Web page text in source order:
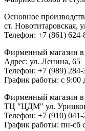
Основное
ст. Новотитаровская,
Телефон: +7 (861) 624-
Фирменный магазин в
Адрес: ул. Ленина, 65
Телефон: +7 (989) 284-
График работы: с 9:00
Фирменный магазин в
ТЦ "ЦДМ" ул.
Телефон: +7 (910) 041-
График работы: пн-сб